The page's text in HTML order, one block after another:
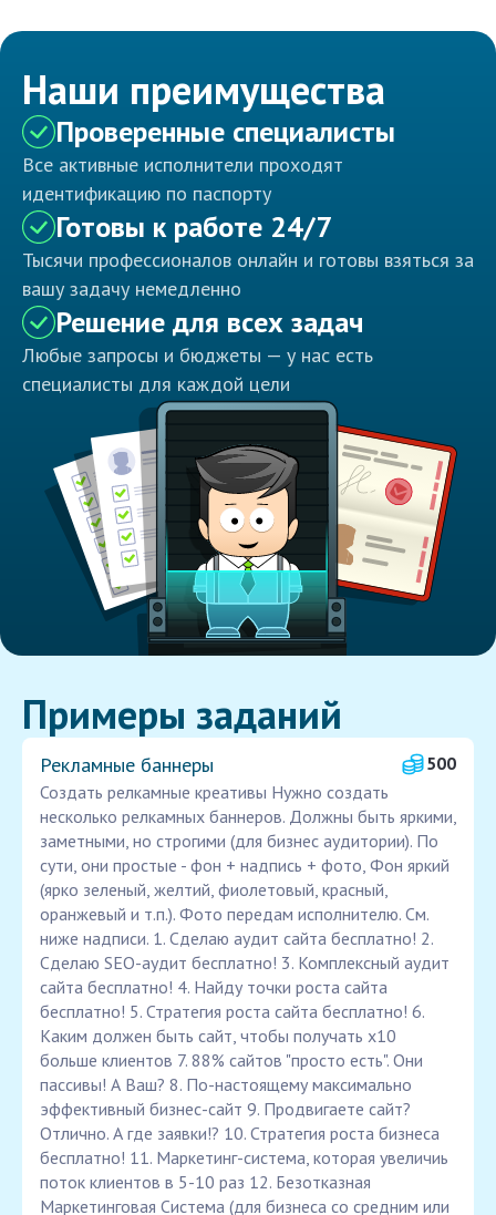
Наши преимущества
Проверенные специалисты
Все активные исполнители проходят
идентификацию по паспорту
Готовы к работе 24/7
Тысячи профессионалов онлайн и готовы взяться за
вашу задачу немедленно
Решение для всех задач
Любые запросы и бюджеты — у нас есть
специалисты для каждой цели
Примеры заданий
Рекламные баннеры
500
Создать релкамные креативы Нужно создать
несколько релкамных баннеров. Должны быть яркими,
заметными, но строгими (для бизнес аудитории). По
сути, они простые - фон + надпись + фото, Фон яркий
(ярко зеленый, желтий, фиолетовый, красный,
оранжевый и т.п.). Фото передам исполнителю. См.
ниже надписи. 1. Сделаю аудит сайта бесплатно! 2.
Сделаю SEO-аудит бесплатно! 3. Комплексный аудит
сайта бесплатно! 4. Найду точки роста сайта
бесплатно! 5. Стратегия роста сайта бесплатно! 6.
Каким должен быть сайт, чтобы получать х10
больше клиентов 7. 88% сайтов "просто есть". Они
пассивы! А Ваш? 8. По-настоящему максимально
эффективный бизнес-сайт 9. Продвигаете сайт?
Отлично. А где заявки!? 10. Стратегия роста бизнеса
бесплатно! 11. Маркетинг-система, которая увеличиь
поток клиентов в 5-10 раз 12. Безотказная
Маркетинговая Система (для бизнеса со средним или